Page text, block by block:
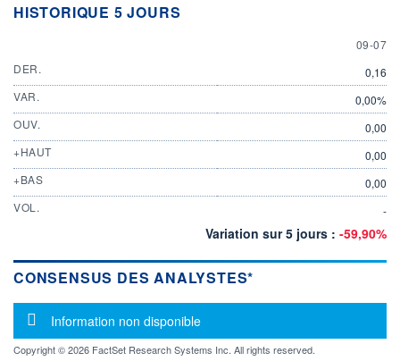
HISTORIQUE 5 JOURS
9 JULY
09-07
DER.
0,16
VAR.
0,00%
OUV.
0,00
+HAUT
0,00
+BAS
0,00
VOL.
-
Variation sur 5 jours : -59,90%
CONSENSUS DES ANALYSTES*
Message d'information
Information non disponible
Copyright © 2026 FactSet Research Systems Inc. All rights reserved.